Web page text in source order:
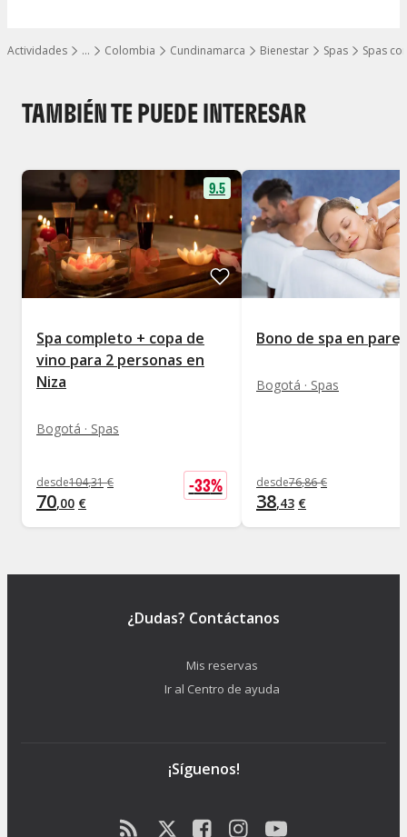
…
Mostrar todos los niveles
Actividades Colombia Cundinamarca Bienestar Spas Spas
TAMBIÉN TE PUEDE INTERESAR
9.5
Spa completo + copa de
vino para 2 personas en
Niza
Bogotá · Spas
desde104,31 €
70,00 €
-33%
Bono de spa en
Bogotá · Spas
desde76,86 €
38,43 €
¿Dudas? Contáctanos
Mis reservas
Ir al Centro de ayuda
¡Síguenos!